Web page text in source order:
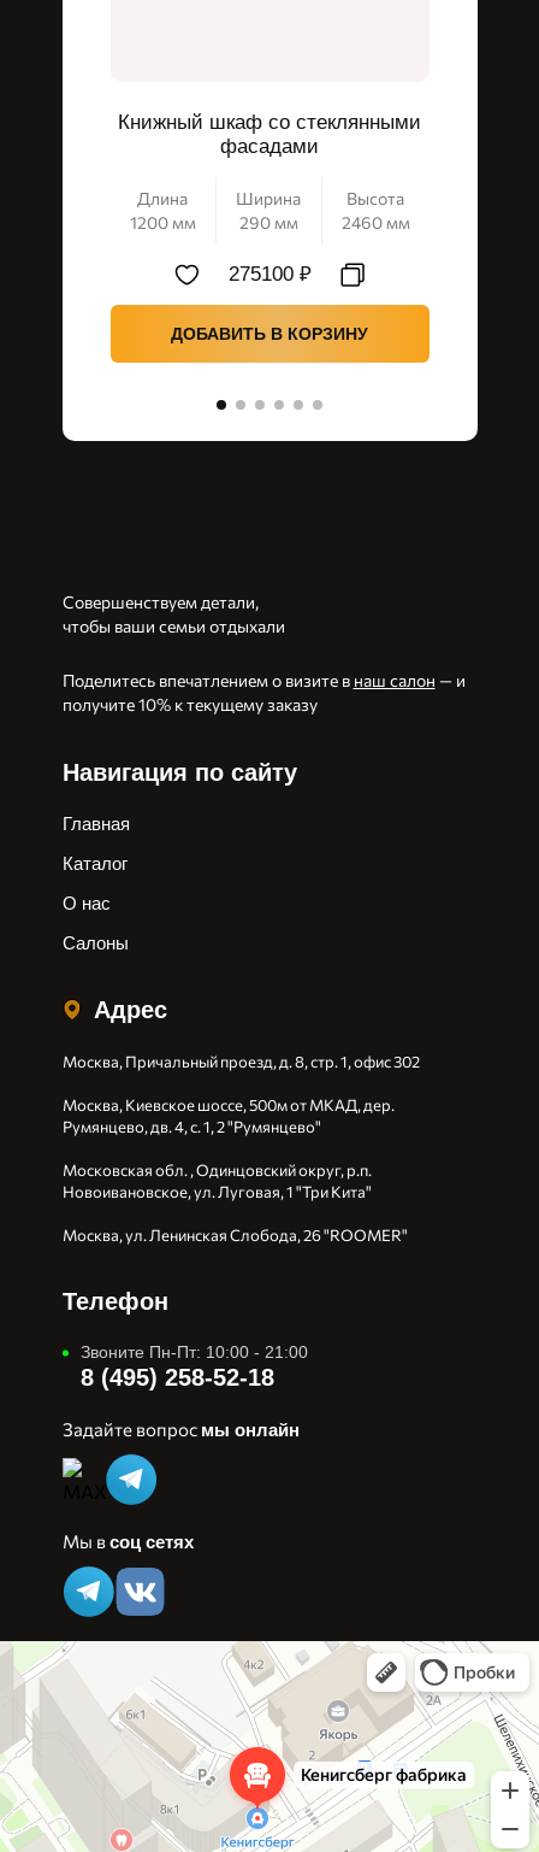
Книжный шкаф со стеклянными
фасадами
Длина
1200 мм
Ширина
290 мм
Высота
2460 мм
275100 ₽
ДОБАВИТЬ В КОРЗИНУ
Совершенствуем детали,
чтобы ваши семьи отдыхали
Поделитесь впечатлением о визите в наш салон — и
получите 10% к текущему заказу
Навигация по сайту
Главная
Каталог
О нас
Салоны
Адрес
Москва, Причальный проезд, д. 8, стр. 1, офис 302
Москва, Киевское шоссе, 500м от МКАД, дер.
Румянцево, дв. 4, с. 1, 2 "Румянцево"
Московская обл. , Одинцовский округ, р.п.
Новоивановское, ул. Луговая, 1 "Три Кита"
Москва, ул. Ленинская Слобода, 26 "ROOMER"
Телефон
Звоните Пн-Пт: 10:00 - 21:00
8 (495) 258-52-18
Задайте вопрос мы онлайн
Мы всоц сетях